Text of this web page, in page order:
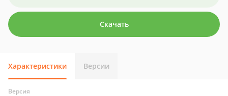
Скачать
Характеристики Версии
Версия